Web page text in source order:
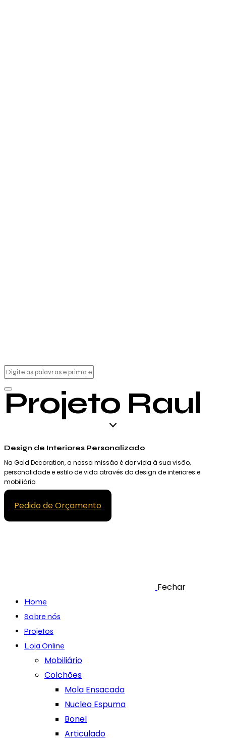
Projeto Raul
Design de Interiores Personalizado
Na Gold Decoration, a nossa missão é dar vida à sua visão,
personalidade e estilo de vida através do design de interiores e
mobiliário.
Pedido de Orçamento
Fechar
Home
Sobre nós
Projetos
Loja Online
Mobiliário
Colchões
Mola Ensacada
Nucleo Espuma
Bonel
Articulado